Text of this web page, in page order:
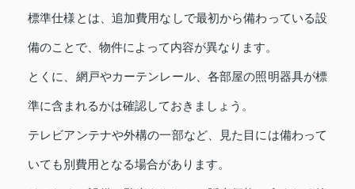
標準仕様とは、追加費用なしで最初から備わっている設
備のことで、物件によって内容が異なります。
とくに、網戸やカーテンレール、各部屋の照明器具が標
準に含まれるかは確認しておきましょう。
テレビアンテナや外構の一部など、見た目には備わって
いても別費用となる場合があります。